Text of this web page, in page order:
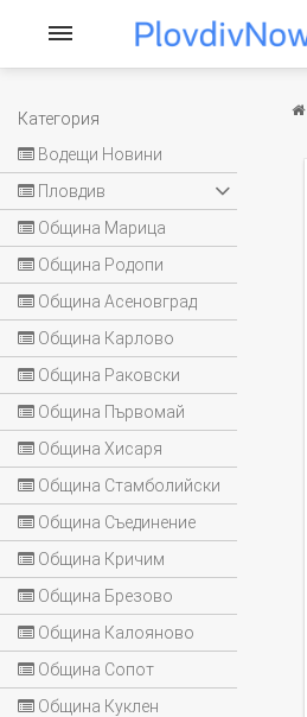
Категория
Водещи Новини
Пловдив
Община Марица
Община Родопи
Община Асеновград
Община Карлово
Община Раковски
Община Първомай
Община Хисаря
Община Стамболийски
Община Съединение
Община Кричим
Община Брезово
Община Калояново
Община Сопот
Община Куклен